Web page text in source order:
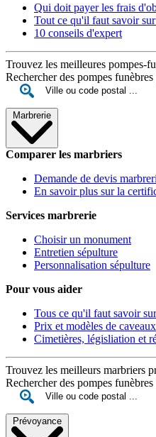
Qui doit payer les frais
Tout ce qu'il faut savoir
10 conseils d'expert
Trouvez les meilleures pompes-
Rechercher des pompes
Marbrerie
Comparer les marbriers
Demande de devis
En savoir plus sur la
Services marbrerie
Choisir un monument
Entretien sépulture
Personnalisation sépulture
Pour vous aider
Tous ce qu'il faut savoir
Prix et modèles de
Cimetières, législiation et
Trouvez les meilleurs marbriers
Rechercher des pompes
Prévoyance